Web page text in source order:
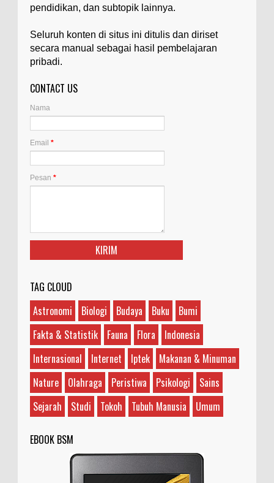
pendidikan, dan subtopik lainnya.
Seluruh konten di situs ini ditulis dan diriset
secara manual sebagai hasil pembelajaran
pribadi.
CONTACT US
Nama
Email *
Pesan *
TAG CLOUD
Astronomi
Biologi Budaya Buku
Bumi
Fakta & Statistik
Fauna Flora
Indonesia
Internasional
Internet Iptek
Makanan & Minuman
Nature
Olahraga Peristiwa Psikologi
Sains
Sejarah
Studi Tokoh Tubuh Manusia Umum
EBOOK BSM